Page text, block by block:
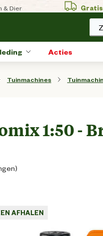
& Dier
Acties
Tuinmachines
1:50 -
AFHALEN